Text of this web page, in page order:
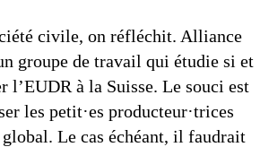
civile, on réfléchit. Alliance
groupe de travail qui étudie si et
l’EUDR à la Suisse. Le souci est
les petit·es producteur·trices
global. Le cas échéant, il faudrait